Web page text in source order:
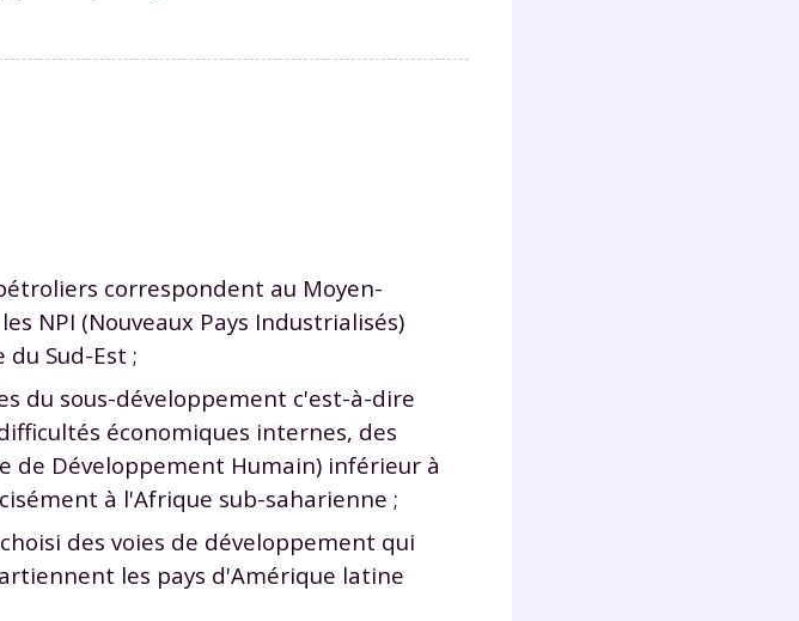
correspondent au Moyen-
NPI (Nouveaux Pays Industrialisés)
Sud-Est ;
du sous-développement c'est-à-dire
économiques internes, des
Développement Humain) inférieur à
à l'Afrique sub-saharienne ;
des voies de développement qui
les pays d'Amérique latine